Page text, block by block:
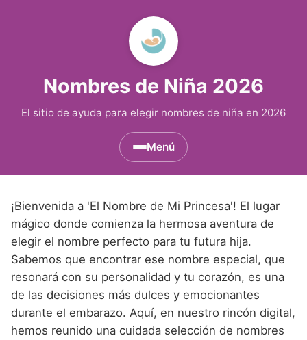
Nombres de Niña 2026
El sitio de ayuda para elegir nombres de niña en 2026
Menú
Nombres de Niña que empiezan por A
Nombres de Niña que empiezan por B
Nombres de Niña que empiezan por C
Nombres de Niña que empiezan por D
Nombres de Niña que empiezan por E
Nombres de Niña Históricos ▾
Nombres de Niña de Origen Biblico
Nombres de Niña Celtas
Nombres de Niña Egipcios
Nombres de Niña Griegos
Nombres de Niña Extranjeros ▾
Nombres de Niña Alemanes
Nombres de Niña Americanos
Nombres de Niña Chinos
Nombres de Regiones de España ▾
Nombres de Niña Andaluces
Nombres de Niña Aragoneses
Buscar
¡Bienvenida a 'El Nombre de Mi Princesa'! El lugar
mágico donde comienza la hermosa aventura de
elegir el nombre perfecto para tu futura hija.
Sabemos que encontrar ese nombre especial, que
resonará con su personalidad y tu corazón, es una
de las decisiones más dulces y emocionantes
durante el embarazo. Aquí, en nuestro rincón digital,
hemos reunido una cuidada selección de nombres